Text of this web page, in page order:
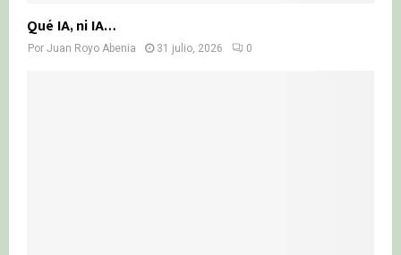
Qué IA, ni IA…
Por Juan Royo Abenia 31 julio, 2026 0